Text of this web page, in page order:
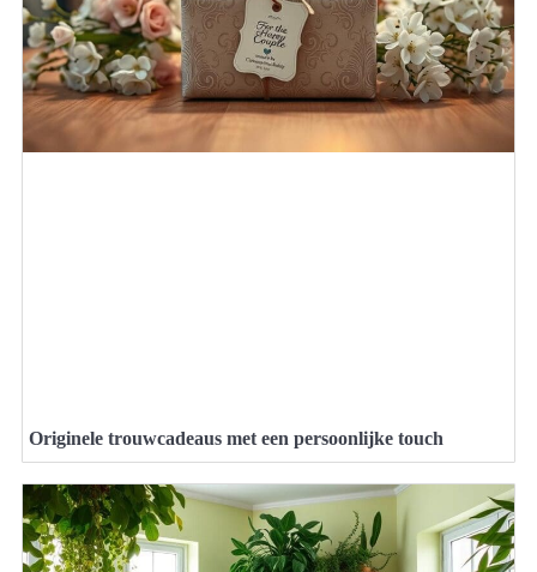
Originele trouwcadeaus met een persoonlijke touch